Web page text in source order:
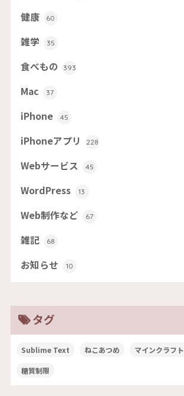
健康 60
雑学 35
食べもの 393
Mac 37
iPhone 45
iPhoneアプリ 228
Webサービス 45
WordPress 13
Web制作など 67
雑記 68
お知らせ 10
タグ
Sublime Text ねこあつめ マインクラフト
糖質制限